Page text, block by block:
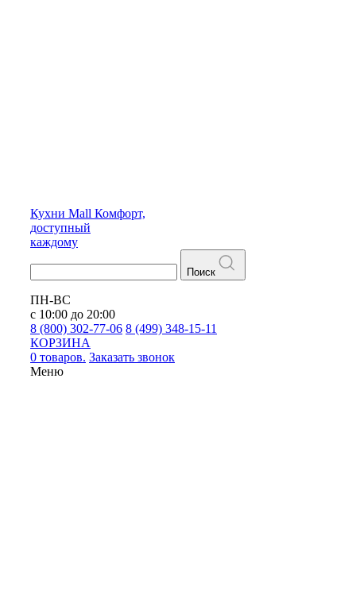
Кухни Mall Комфорт,
доступный
каждому
Поиск
ПН-ВС
с 10:00 до 20:00
8 (800) 302-77-06 8 (499) 348-15-11
КОРЗИНА
0 товаров. Заказать звонок
Меню